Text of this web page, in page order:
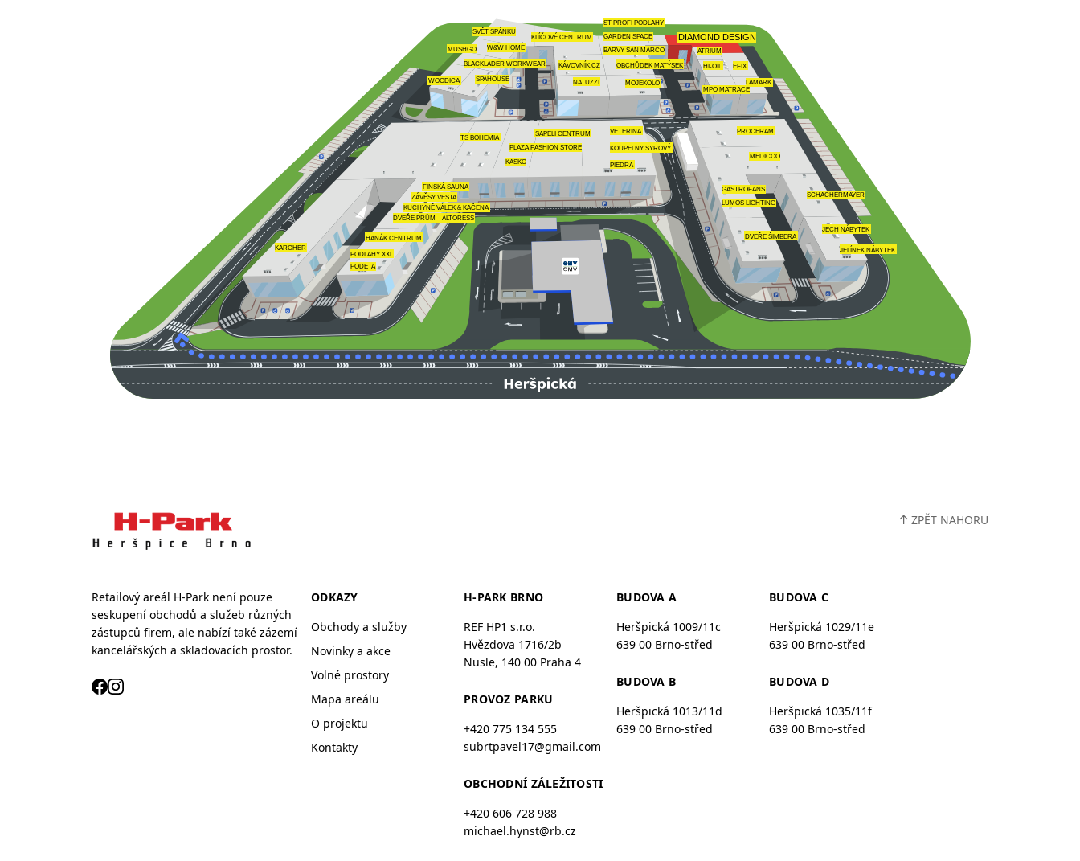
KÄRCHER
PODLAHY XXL
PODETA
HANÁK CENTRUM
DVEŘE PRÜM – ALTORESS
FINSKÁ SAUNA
ZÁVĚSY VESTA
KUCHYNĚ VÁLEK & KAČENA
TS BOHEMIA
KASKO
PLAZA FASHION STORE
SAPELI CENTRUM
KOUPELNY SYROVÝ
VETERINA
PIEDRA
DVEŘE ŠIMBERA
LUMOS LIGHTING
GASTROFANS
MEDICCO
PROCERAM
SCHACHERMAYER
JELÍNEK NÁBYTEK
JECH NÁBYTEK
WOODICA SPAHOUSE
MUSHGO
BLACKLADER WORKWEAR
W&W HOME
SVĚT SPÁNKU
KLÍČOVÉ CENTRUM
KÁVOVNÍK.CZ
NATUZZI MOJEKOLO
OBCHŮDEK MATÝSEK
BARVY SAN MARCO
GARDEN SPACE
ST PROFI PODLAHY
ATRIUM
HI-OIL
MPO MATRACE
DIAMOND DESIGN
EFIX
LAMARK
↑ ZPĚT NAHORU
Retailový areál H-Park není pouze
seskupení obchodů a služeb různých
zástupců firem, ale nabízí také zázemí
kancelářských a skladovacích prostor.
ODKAZY
Obchody a služby
Novinky a akce
Volné prostory
Mapa areálu
O projektu
Kontakty
H-PARK BRNO
REF HP1 s.r.o.
Hvězdova 1716/2b
Nusle, 140 00 Praha 4
PROVOZ PARKU
+420 775 134 555
subrtpavel17@gmail.com
OBCHODNÍ ZÁLEŽITOSTI
+420 606 728 988
michael.hynst@rb.cz
BUDOVA A
Heršpická 1009/11c
639 00 Brno-střed
BUDOVA B
Heršpická 1013/11d
639 00 Brno-střed
BUDOVA C
Heršpická 1029/11e
639 00 Brno-střed
BUDOVA D
Heršpická 1035/11f
639 00 Brno-střed